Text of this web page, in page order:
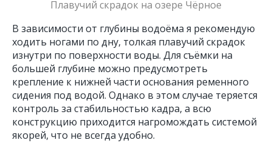
Плавучий скрадок на озере Чёрное
В зависимости от глубины водоёма я рекомендую
ходить ногами по дну, толкая плавучий скрадок
изнутри по поверхности воды. Для съёмки на
большей глубине можно предусмотреть
крепление к нижней части основания ременного
сидения под водой. Однако в этом случае теряется
контроль за стабильностью кадра, а всю
конструкцию приходится нагромождать системой
якорей, что не всегда удобно.